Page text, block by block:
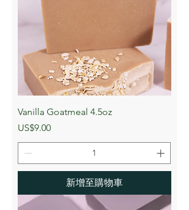
Vanilla Goatmeal 4.5oz
價格
US$9.00
新增至購物車